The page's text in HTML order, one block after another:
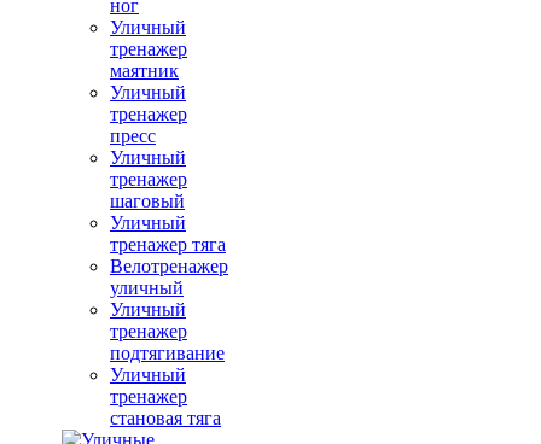
ног
Уличный
тренажер
маятник
Уличный
тренажер
пресс
Уличный
тренажер
шаговый
Уличный
тренажер тяга
Велотренажер
уличный
Уличный
тренажер
подтягивание
Уличный
тренажер
становая тяга